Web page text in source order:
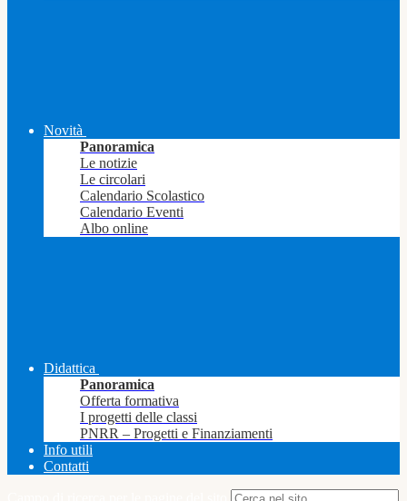
Novità
Panoramica
Le notizie
Le circolari
Calendario Scolastico
Calendario Eventi
Albo online
Didattica
Panoramica
Offerta formativa
I progetti delle classi
PNRR – Progetti e Finanziamenti
Info utili
Contatti